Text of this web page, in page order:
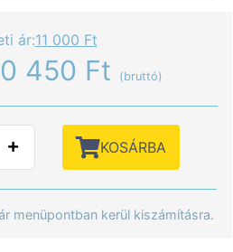
ár:11 000 Ft
450 Ft (bruttó)
KOSÁRBA
menüpontban kerül kiszámításra.